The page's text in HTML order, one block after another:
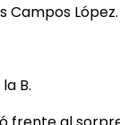
Campos López.
B.